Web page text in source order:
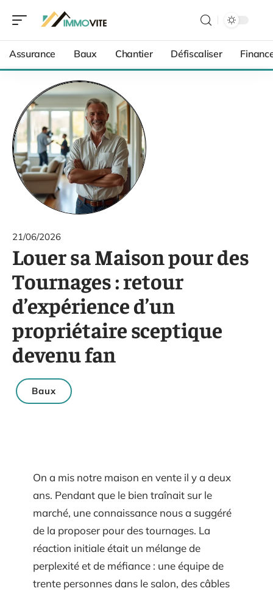
Assurance Baux Chantier Défiscaliser
21/06/2026
Louer sa Maison pour des
Tournages : retour
d’expérience d’un
propriétaire sceptique
devenu fan
Baux
On a mis notre maison en vente il y a deux
ans. Pendant que le bien traînait sur le
marché, une connaissance nous a suggéré
de la proposer pour des tournages. La
réaction initiale était un mélange de
perplexité et de méfiance : une équipe de
trente personnes dans le salon, des câbles